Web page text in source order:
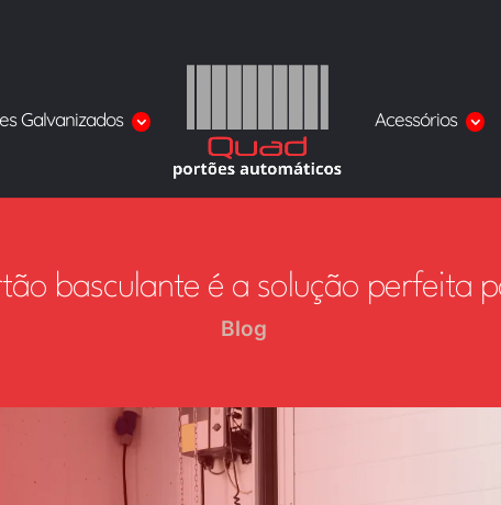
Galvanizados Acessórios
basculante é a solução perfeita
Blog